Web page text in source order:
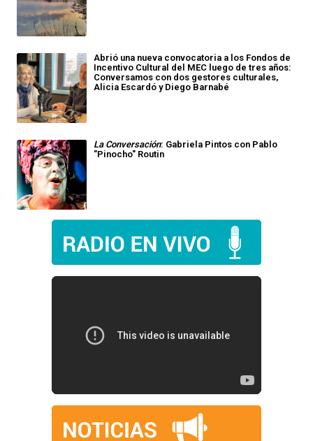
Abrió una nueva convocatoria a los Fondos de
Incentivo Cultural del MEC luego de tres años:
Conversamos con dos gestores culturales,
Alicia Escardó y Diego Barnabé
La Conversación: Gabriela Pintos con Pablo
"Pinocho" Routin